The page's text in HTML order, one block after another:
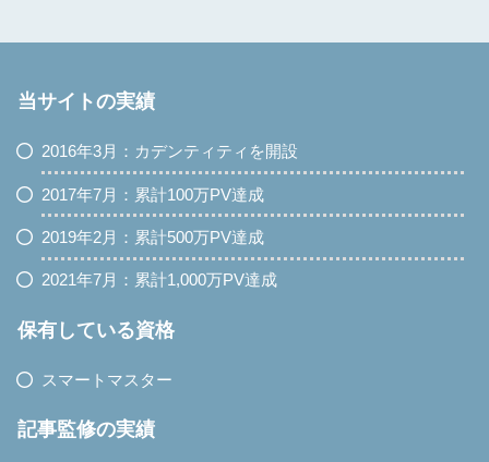
当サイトの実績
2016年3月：カデンティティを開設
2017年7月：累計100万PV達成
2019年2月：累計500万PV達成
2021年7月：累計1,000万PV達成
保有している資格
スマートマスター
記事監修の実績